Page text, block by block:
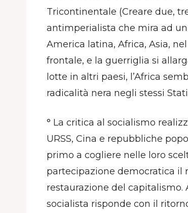
Tricontinentale (Creare due,
antimperialista che mira ad
America latina, Africa, Asia,
frontale, e la guerriglia si
lotte in altri paesi, l’Africa
radicalità nera negli stessi
° La critica al socialismo
URSS, Cina e repubbliche
primo a cogliere nelle loro
partecipazione democratica il
restaurazione del capitalismo.
socialista risponde con il